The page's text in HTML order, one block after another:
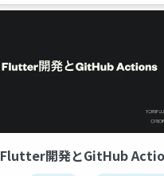
Flutter開発とGitHub